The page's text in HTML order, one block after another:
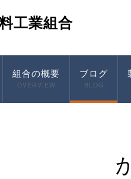
料工業組合
組合の概要
OVERVIEW
ブログ
BLOG